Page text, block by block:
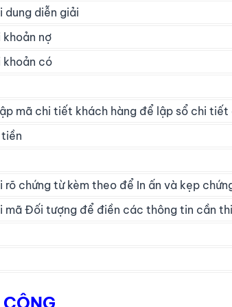
dung diễn giải
khoản nợ
khoản có
mã chi tiết khách hàng để lập sổ chi tiết
tiền
rõ chứng từ kèm theo để In ấn và kẹp
mã Đối tượng để điền các thông tin cần